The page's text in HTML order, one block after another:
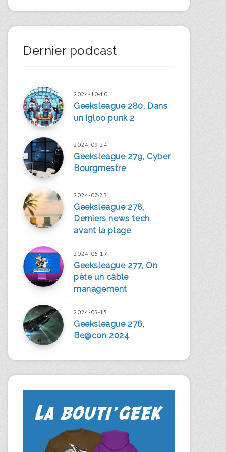
Dernier podcast
2024-10-10
Geeksleague 280, Dans
un igloo punk 2
2024-09-24
Geeksleague 279, Cyber
Bourgmestre
2024-07-23
Geeksleague 278,
Derniers news tech
avant la plage
2024-06-17
Geeksleague 277, On
pète un câble
management
2024-05-15
Geeksleague 276,
Be@con 2024